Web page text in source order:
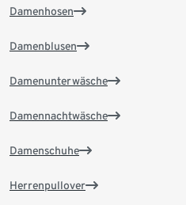
Damenhosen
Damenblusen
Damenunterwäsche
Damennachtwäsche
Damenschuhe
Herrenpullover